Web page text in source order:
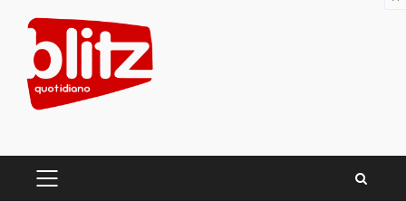
content
PRIMARY